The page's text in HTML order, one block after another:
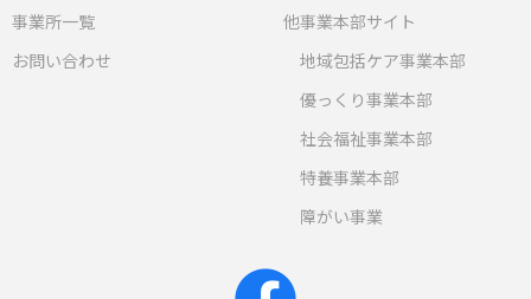
事業所一覧
お問い合わせ
他事業本部サイト
地域包括ケア事業本部
優っくり事業本部
社会福祉事業本部
特養事業本部
障がい事業